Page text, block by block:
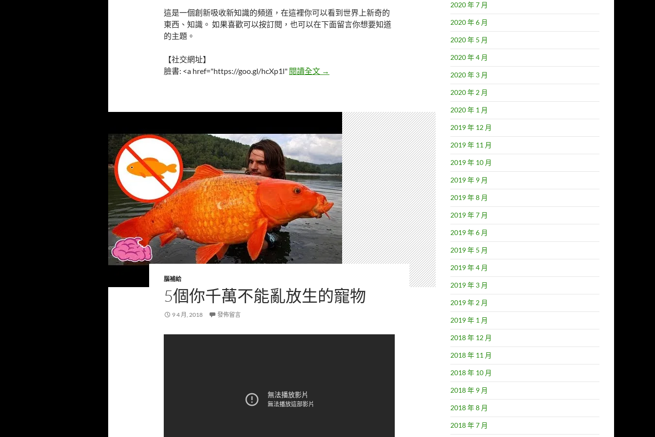
這是一個創新吸收新知識的頻道，在這裡你可以看到世界上新奇的
東西、知識。 如果喜歡可以按訂閱，也可以在下面留言你想要知道
的主題。
【社交網址】
臉書: <a href="https://goo.gl/hcXp1l" 閱讀全文 5個你千萬不能亂放生的寵物
→
腦補給
5個你千萬不能亂放生的寵物
9 4 月, 2018 發佈留言
2020 年 7 月
2020 年 6 月
2020 年 5 月
2020 年 4 月
2020 年 3 月
2020 年 2 月
2020 年 1 月
2019 年 12 月
2019 年 11 月
2019 年 10 月
2019 年 9 月
2019 年 8 月
2019 年 7 月
2019 年 6 月
2019 年 5 月
2019 年 4 月
2019 年 3 月
2019 年 2 月
2019 年 1 月
2018 年 12 月
2018 年 11 月
2018 年 10 月
2018 年 9 月
2018 年 8 月
2018 年 7 月